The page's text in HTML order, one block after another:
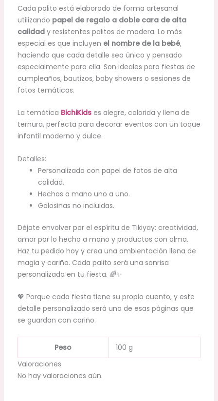
Cada palito está elaborado de forma artesanal
utilizando papel de regalo a doble cara de alta
calidady resistentes palitos de madera. Lo más
especial es que incluyen el nombre de la bebé,
haciendo que cada detalle sea único y pensado
especialmente para ella. Son ideales para fiestas de
cumpleaños, bautizos, baby showers o sesiones de
fotos temáticas.
La temática BichiKids es alegre, colorida y llena de
ternura, perfecta para decorar eventos con un toque
infantil moderno y dulce.
Detalles:
Personalizado con papel de fotos de alta
calidad.
Hechos a mano uno a uno.
Golosinas no incluidas.
Déjate envolver por el espíritu de Tikiyay: creatividad,
amor por lo hecho a mano y productos con alma.
Haz tu pedido hoy y crea una ambientación llena de
magia y cariño. Cada palito será una sonrisa
personalizada en tu fiesta. 🌈✨
💖 Porque cada fiesta tiene su propio cuento, y este
detalle personalizado será una de esas páginas que
se guardan con cariño.
Peso
100 g
Valoraciones
No hay valoraciones aún.